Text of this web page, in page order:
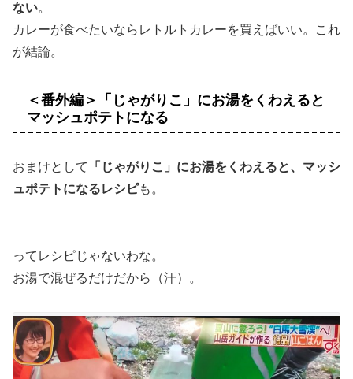
ない。
カレーが食べたいならレトルトカレーを買えばいい。これ
が結論。
＜番外編＞「じゃがりこ」にお湯をくわえると
マッシュポテトになる
おまけとして
「じゃがりこ」にお湯をくわえると、マッシ
ュポテトになるレシピも。
ってレシピじゃないわな。
お湯で混ぜるだけだから（汗）。